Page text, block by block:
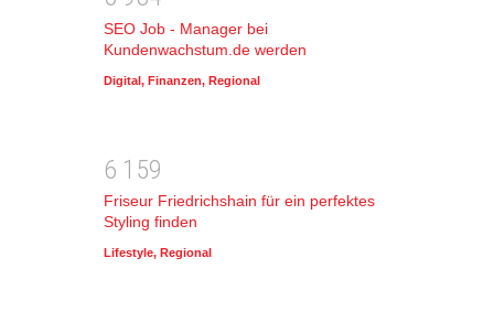
SEO Job - Manager bei
Kundenwachstum.de werden
Digital, Finanzen, Regional
6 1 59
Friseur Friedrichshain für ein perfektes
Styling finden
Lifestyle, Regional